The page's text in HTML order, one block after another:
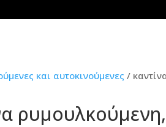
και αυτοκινούμενες /